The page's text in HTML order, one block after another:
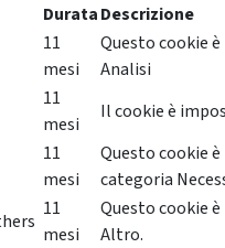
DurataDescrizione
11
mesi
Questo cookie
Analisi
11
mesi
Il cookie è
11
mesi
Questo cookie
categoria
11
mesi
Questo cookie
Altro.